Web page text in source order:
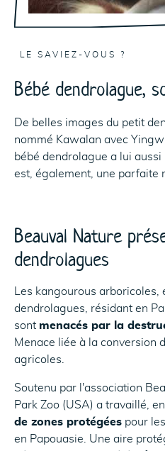
LE SAVIEZ-VOUS ?
Bébé dendrolague,
De belles images du petit
nommé Kawalan avec
bébé dendrolague a lui
est, également, une parfaite
Beauval Nature
dendrolagues
Les kangourous
dendrolagues, résidant en
sont menacés par la
Menace liée à la conversion
agricoles.
Soutenu par l'association
Park Zoo (USA) a travaillé,
de zones protégées pour
en Papouasie. Une aire